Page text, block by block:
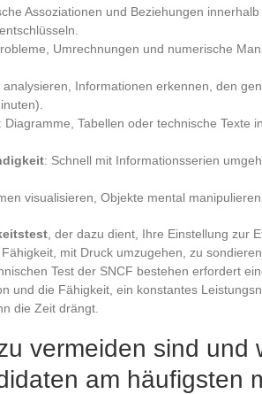
Assoziationen und Beziehungen
Umrechnungen und numerische
analysieren, Informationen erkennen, den
: Diagramme, Tabellen oder technische Texte
: Schnell mit Informationsserien
visualisieren, Objekte mental manipulieren
, der dazu dient, Ihre Einstellung zur
mit Druck umzugehen, zu
Test der SNCF bestehen erfordert
und die Fähigkeit, ein konstantes
die Zeit drängt.
vermeiden sind und
am häufigsten